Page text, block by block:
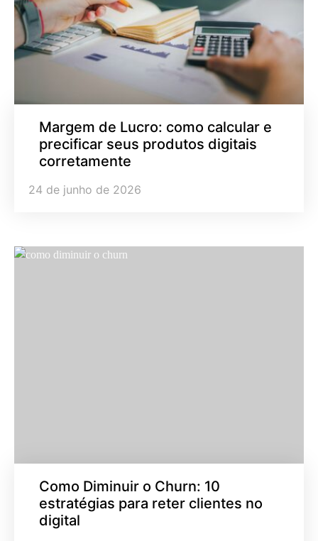
Margem de Lucro: como calcular e
precificar seus produtos digitais
corretamente
24 de junho de 2026
Como Diminuir o Churn: 10
estratégias para reter clientes no
digital